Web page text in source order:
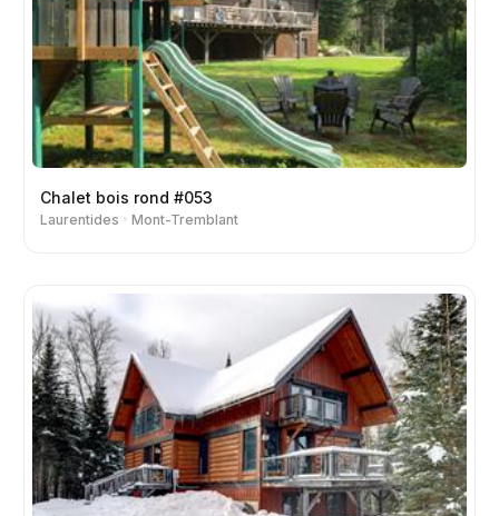
Chalet bois rond #053
Laurentides Mont-Tremblant